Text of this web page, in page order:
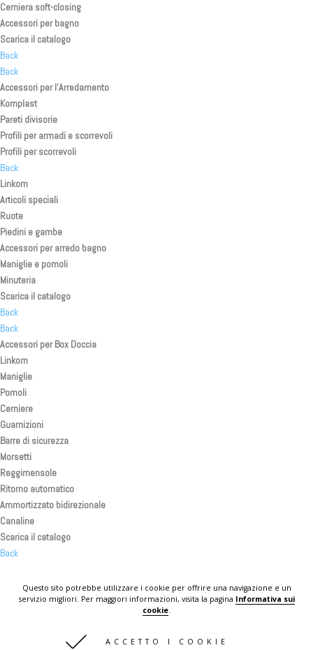
Questo sito potrebbe utilizzare i cookie per offrire una navigazione e un
servizio migliori. Per maggiori informazioni, visita la pagina Informativa sui
cookie.
ACCETTO I COOKIE
Cerniera soft-closing
Accessori per bagno
Scarica il catalogo
Back
Back
Accessori per l’Arredamento
Komplast
Pareti divisorie
Profili per armadi e scorrevoli
Profili per scorrevoli
Back
Linkom
Articoli speciali
Ruote
Piedini e gambe
Accessori per arredo bagno
Maniglie e pomoli
Minuteria
Scarica il catalogo
Back
Back
Accessori per Box Doccia
Linkom
Maniglie
Pomoli
Cerniere
Guarnizioni
Barre di sicurezza
Morsetti
Reggimensole
Ritorno automatico
Ammortizzato bidirezionale
Canaline
Scarica il catalogo
Back
KOMPLAST IN THE WORLD